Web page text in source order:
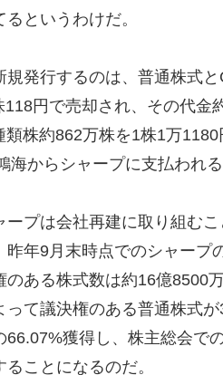
というわけだ。
発行するのは、普通株式
円で売却され、その代金
株約862万株を1株1万
海からシャープに支払われる
プは会社再建に取り組む
年9月末時点でのシャープ
ある株式数は約16億8500
て議決権のある普通株式
66.07%獲得し、株主総会で
ことになるのだ。